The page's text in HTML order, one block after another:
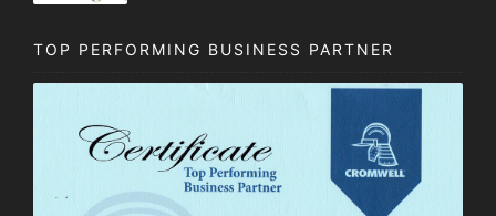
TOP PERFORMING BUSINESS PARTNER